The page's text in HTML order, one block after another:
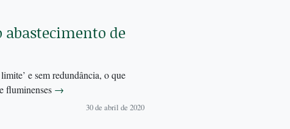
abastecimento de
e sem redundância, o que
fluminenses →
30 de abril de 2020